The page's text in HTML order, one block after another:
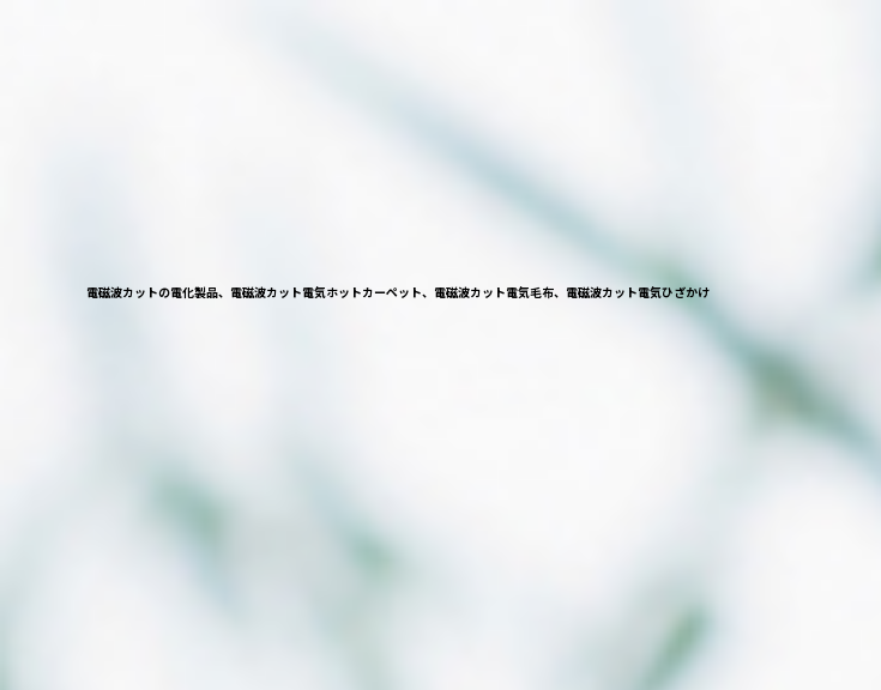
電磁波カットの電化製品、電磁波カット電気ホットカーペット、電磁波カット電気毛布、電磁波カット電気ひざかけ